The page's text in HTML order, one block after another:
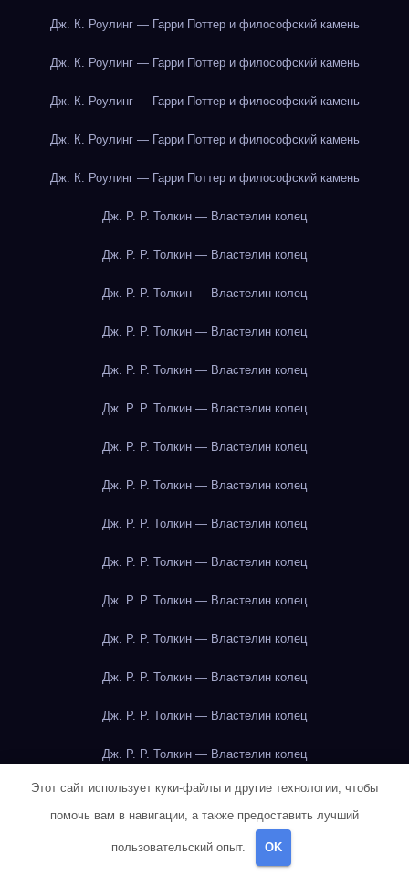
Дж. К. Роулинг — Гарри Поттер и философский камень
Дж. К. Роулинг — Гарри Поттер и философский камень
Дж. К. Роулинг — Гарри Поттер и философский камень
Дж. К. Роулинг — Гарри Поттер и философский камень
Дж. К. Роулинг — Гарри Поттер и философский камень
Дж. Р. Р. Толкин — Властелин колец
Дж. Р. Р. Толкин — Властелин колец
Дж. Р. Р. Толкин — Властелин колец
Дж. Р. Р. Толкин — Властелин колец
Дж. Р. Р. Толкин — Властелин колец
Дж. Р. Р. Толкин — Властелин колец
Дж. Р. Р. Толкин — Властелин колец
Дж. Р. Р. Толкин — Властелин колец
Дж. Р. Р. Толкин — Властелин колец
Дж. Р. Р. Толкин — Властелин колец
Дж. Р. Р. Толкин — Властелин колец
Дж. Р. Р. Толкин — Властелин колец
Дж. Р. Р. Толкин — Властелин колец
Дж. Р. Р. Толкин — Властелин колец
Дж. Р. Р. Толкин — Властелин колец
Дж. Р. Р. Толкин — Властелин колец
Дж. Р. Р. Толкин — Властелин колец
Дж. Р. Р. Толкин — Властелин колец
Этот сайт использует куки-файлы и другие технологии, чтобы
помочь вам в навигации, а также предоставить лучший
пользовательский опыт. OK